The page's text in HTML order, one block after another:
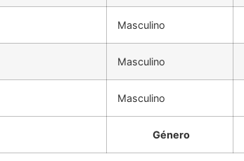
Masculino
Masculino
Masculino
Género